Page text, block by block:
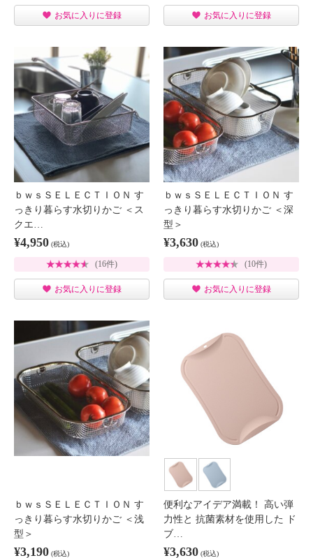
お気に入りに登録 お気に入りに登録
ｂｗｓＳＥＬＥＣＴＩＯＮ す
っきり暮らす水切りかご ＜ス
クエ…
¥4,950 (税込)
(16件)
お気に入りに登録
ｂｗｓＳＥＬＥＣＴＩＯＮ す
っきり暮らす水切りかご ＜深
型＞
¥3,630 (税込)
(10件)
お気に入りに登録
ｂｗｓＳＥＬＥＣＴＩＯＮ す
っきり暮らす水切りかご ＜浅
型＞
¥3,190 (税込)
便利なアイデア満載！ 高い弾
力性と 抗菌素材を使用した ド
ブ…
¥3,630 (税込)